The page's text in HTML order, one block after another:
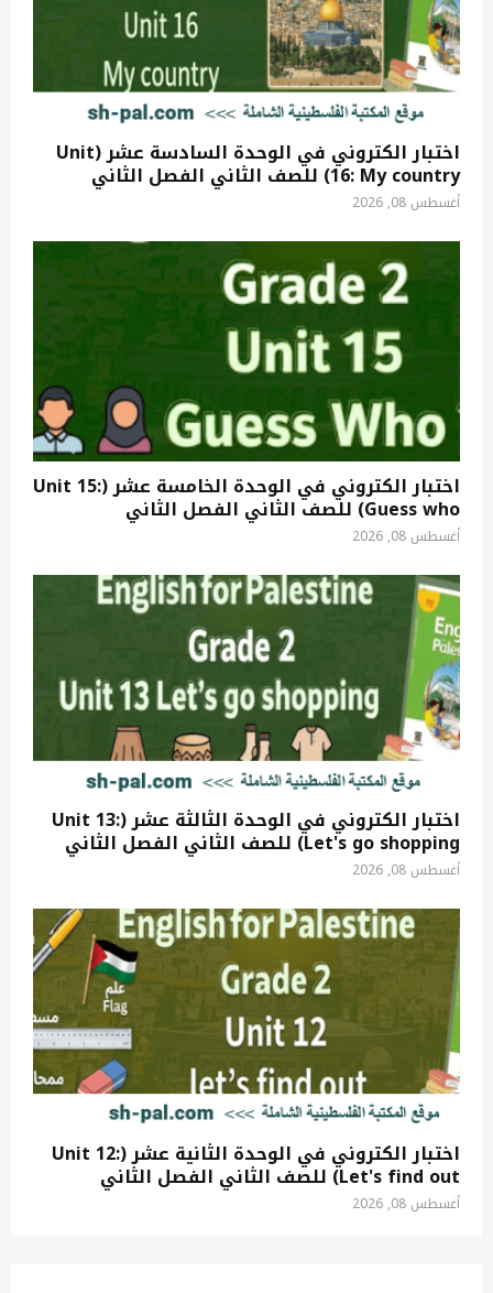
اختبار الكتروني في الوحدة السادسة عشر (Unit
16: My country) للصف الثاني الفصل الثاني
أغسطس 08, 2026
اختبار الكتروني في الوحدة الخامسة عشر (Unit 15:
Guess who) للصف الثاني الفصل الثاني
أغسطس 08, 2026
اختبار الكتروني في الوحدة الثالثة عشر (Unit 13:
Let's go shopping) للصف الثاني الفصل الثاني
أغسطس 08, 2026
اختبار الكتروني في الوحدة الثانية عشر (Unit 12:
Let's find out) للصف الثاني الفصل الثاني
أغسطس 08, 2026